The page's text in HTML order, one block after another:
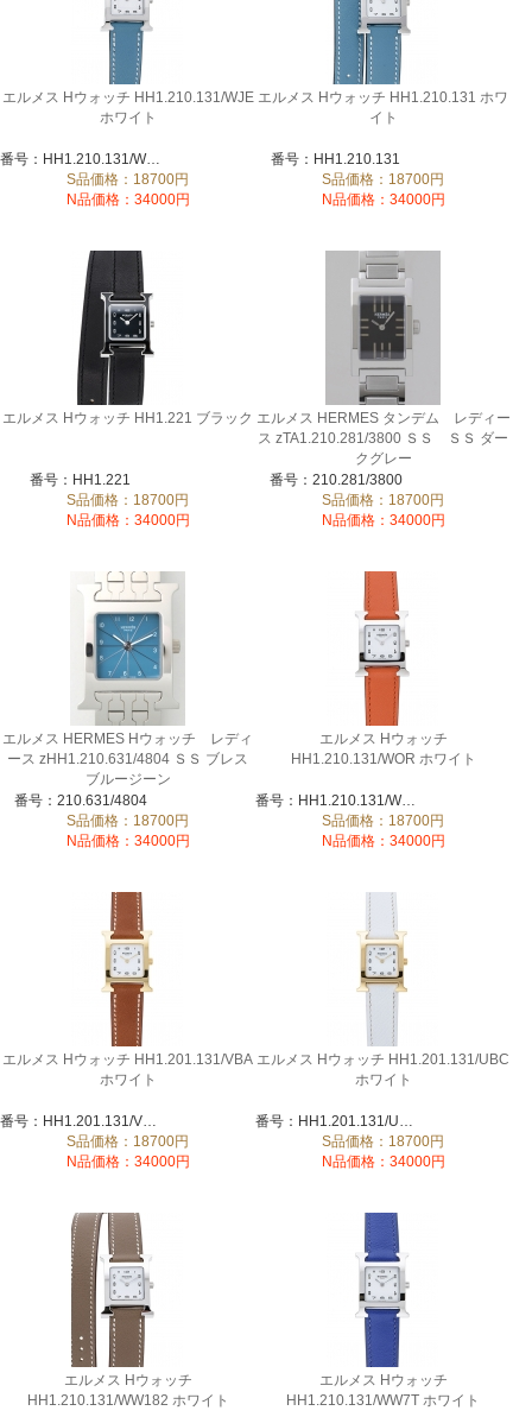
エルメス Hウォッチ HH1.210.131/WJE
ホワイト
番号：HH1.210.131/WJE
S品価格：18700円
N品価格：34000円
エルメス Hウォッチ HH1.210.131 ホワ
イト
番号：HH1.210.131
S品価格：18700円
N品価格：34000円
エルメス Hウォッチ HH1.221 ブラック
番号：HH1.221
S品価格：18700円
N品価格：34000円
エルメス HERMES タンデム レディー
ス zTA1.210.281/3800 ＳＳ ＳＳ ダー
クグレー
番号：210.281/3800
S品価格：18700円
N品価格：34000円
エルメス HERMES Hウォッチ レディ
ース zHH1.210.631/4804 ＳＳ ブレス
ブルージーン
番号：210.631/4804
S品価格：18700円
N品価格：34000円
エルメス Hウォッチ
HH1.210.131/WOR ホワイト
番号：HH1.210.131/WOR
S品価格：18700円
N品価格：34000円
エルメス Hウォッチ HH1.201.131/VBA
ホワイト
S品価格：18700円
N品価格：34000円
エルメス Hウォッチ HH1.201.131/UBC
ホワイト
S品価格：18700円
N品価格：34000円
エルメス Hウォッチ
HH1.210.131/WW182 ホワイト
エルメス Hウォッチ
HH1.210.131/WW7T ホワイト